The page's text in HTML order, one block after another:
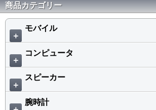
商品カテゴリー
＋
モバイル
＋
コンピュータ
＋
スピーカー
腕時計